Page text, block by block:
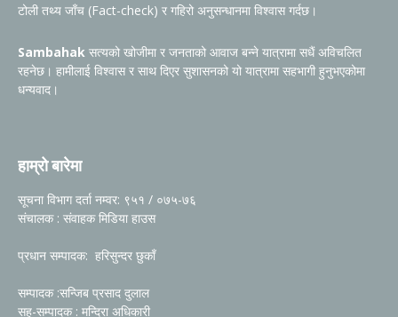
टोली तथ्य जाँच (Fact-check) र गहिरो अनुसन्धानमा विश्वास गर्दछ।
Sambahak सत्यको खोजीमा र जनताको आवाज बन्ने यात्रामा सधैं अविचलित
रहनेछ। हामीलाई विश्वास र साथ दिएर सुशासनको यो यात्रामा सहभागी हुनुभएकोमा
धन्यवाद।
हाम्रो बारेमा
सूचना विभाग दर्ता नम्वर: ९५१ / ०७५-७६
संचालक : संवाहक मिडिया हाउस
प्रधान सम्पादक: हरिसुन्दर छुकाँ
सम्पादक :सन्जिब प्रसाद दुलाल
सह-सम्पादक : मन्दिरा अधिकारी